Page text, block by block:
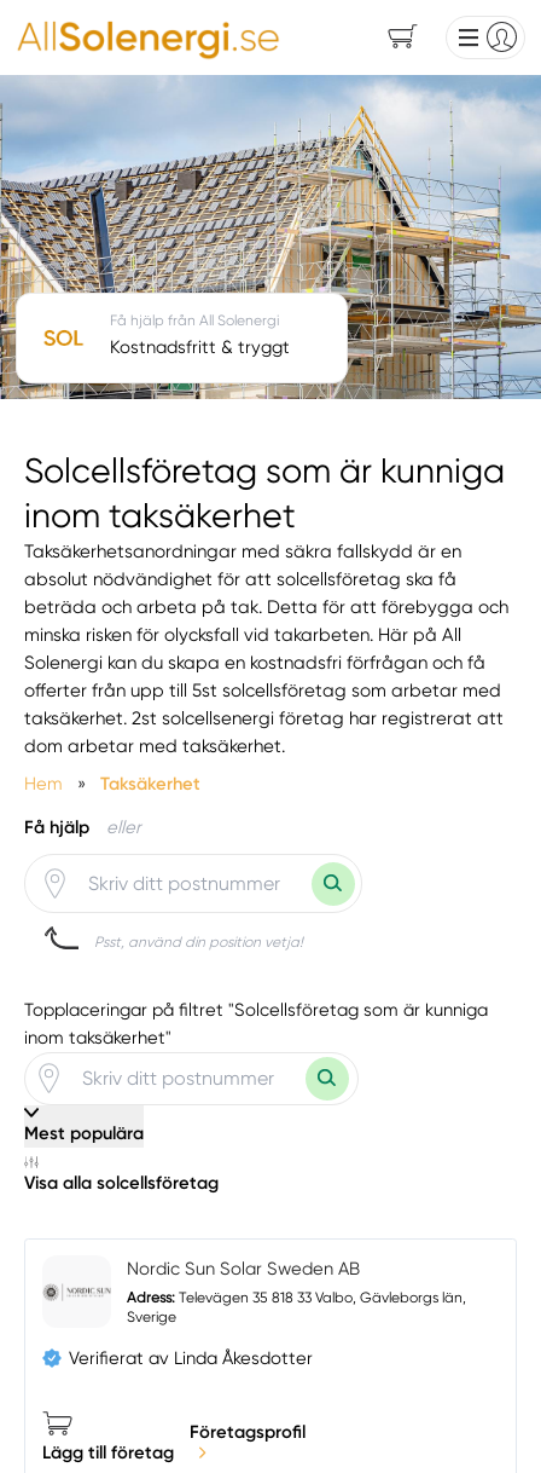
Solcellsföretag som är kunniga
inom taksäkerhet
Taksäkerhetsanordningar med säkra fallskydd är en
absolut nödvändighet för att solcellsföretag ska få
beträda och arbeta på tak. Detta för att förebygga och
minska risken för olycksfall vid takarbeten. Här på All
Solenergi kan du skapa en kostnadsfri förfrågan och få
offerter från upp till 5st solcellsföretag som arbetar med
taksäkerhet. 2st solcellsenergi företag har registrerat att
dom arbetar med taksäkerhet.
Hem
» Taksäkerhet
Få hjälp eller
Psst, använd din position vetja!
Få hjälp från All Solenergi
Kostnadsfritt & tryggt
Topplaceringar på filtret "Solcellsföretag som är kunniga
inom taksäkerhet"
Mest populära
Visa alla solcellsföretag
Nordic Sun Solar Sweden AB
Adress:Televägen 35 818 33 Valbo, Gävleborgs län,
Sverige
Verifierat av Linda Åkesdotter
Lägg till företag
Företagsprofil